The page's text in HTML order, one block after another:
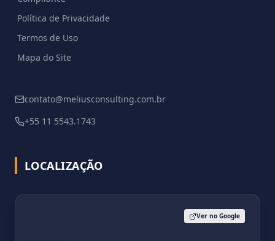
Política de Privacidade
Termos de Uso
Mapa do Site
contato@meliusconsulting.com.br
+55 11 5543.1743
LOCALIZAÇÃO
Ver no Google